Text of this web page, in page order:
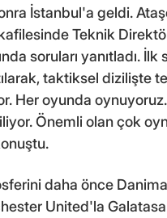
İstanbul'a geldi.
Teknik
soruları yanıtladı.
taktiksel dizilişte
Her oyunda
Önemli olan çok
daha önce
United'la